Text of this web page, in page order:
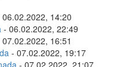
06.02.2022, 14:20
- 06.02.2022, 22:49
07.02.2022, 16:51
- 07.02.2022, 19:17